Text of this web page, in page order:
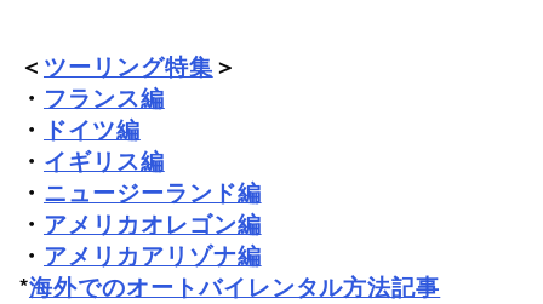
＜ ツーリング特集＞
・ フランス編
・ ドイツ編
・ イギリス編
・ ニュージーランド編
・ アメリカオレゴン編
・ アメリカアリゾナ編
*海外でのオートバイレンタル方法記事